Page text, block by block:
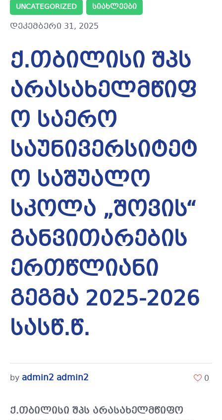
UNCATEGORIZED ᲡᲘᲐᲮᲚᲔᲔᲑᲘ
დეკემბერი 31, 2025
ქ.თბილისი შპს
არასახელმწიფ
ო საერო
საუნივერსიტეტ
ო საშუალო
სკოლა „შოვის“
განვითარების
ერთწლიანი
გეგმა 2025-2026
სასწ.წ.
by admin2 admin2 0
ქ.თბილისი შპს არასახელმწიფო